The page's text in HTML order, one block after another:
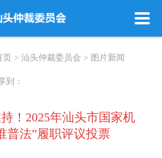
页 > 汕头仲裁委员会 > 图片新闻
到：
！2025年汕头市国家机
普法”履职评议投票